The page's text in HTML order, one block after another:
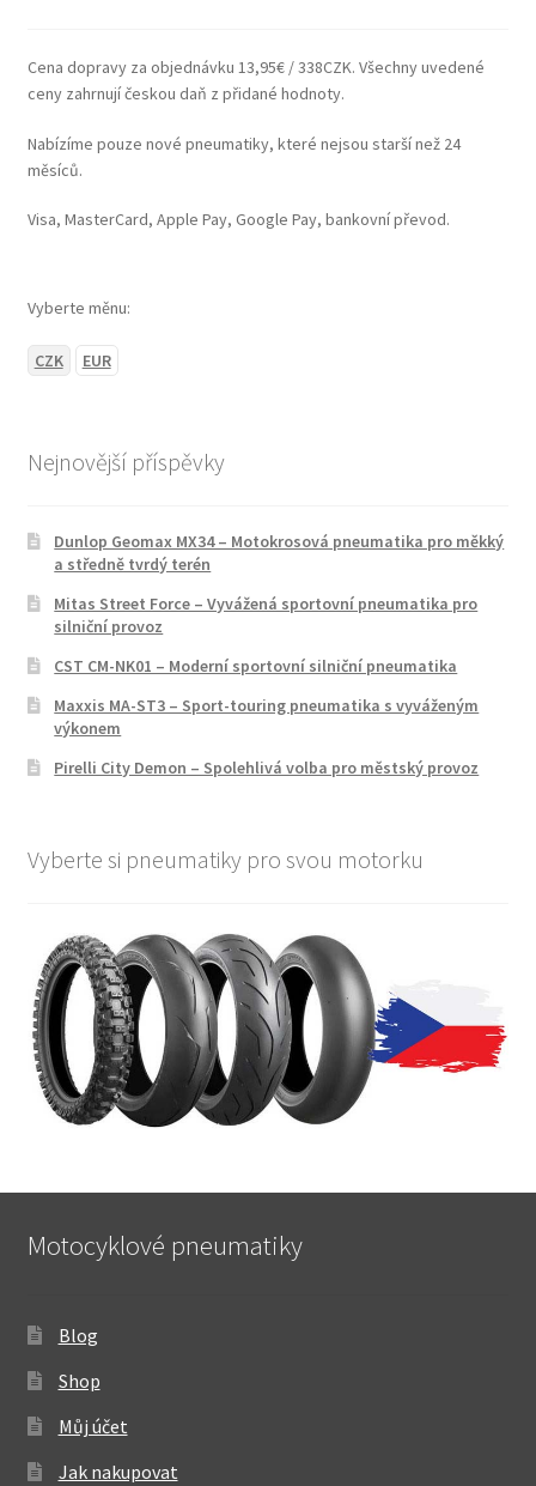
Cena dopravy za objednávku 13,95€ / 338CZK. Všechny uvedené
ceny zahrnují českou daň z přidané hodnoty.
Nabízíme pouze nové pneumatiky, které nejsou starší než 24
měsíců.
Visa, MasterCard, Apple Pay, Google Pay, bankovní převod.
Vyberte měnu:
CZK EUR
Nejnovější příspěvky
Dunlop Geomax MX34 – Motokrosová pneumatika pro měkký
a středně tvrdý terén
Mitas Street Force – Vyvážená sportovní pneumatika pro
silniční provoz
CST CM-NK01 – Moderní sportovní silniční pneumatika
Maxxis MA-ST3 – Sport-touring pneumatika s vyváženým
výkonem
Pirelli City Demon – Spolehlivá volba pro městský provoz
Vyberte si pneumatiky pro svou motorku
Motocyklové pneumatiky
Blog
Shop
Můj účet
Jak nakupovat